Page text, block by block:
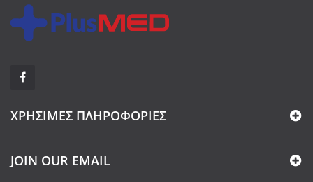
ΧΡΉΣΙΜΕΣ ΠΛΗΡΟΦΟΡΊΕΣ
JOIN OUR EMAIL